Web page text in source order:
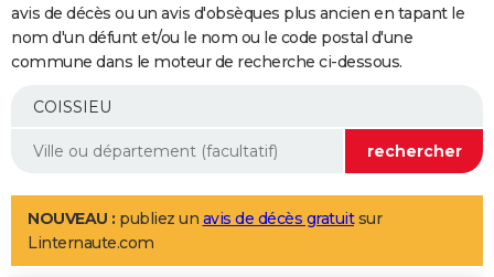
Retraite
Epargne
Immobilier
Risques naturels par ville
Banque
Assurance
AUTO
Essais
Réserver un essai
Citadines
Berlines
SUV
Forum auto
+
Mobiles
Meilleur smartphone
Internet
Ordinateurs
Jeux vidéo
Guide high-tech
Aménagement intérieur
LIFESTYLE
Art de vivre
Bien-être
Loisirs
Mode
Modes de vie
avis de décès ou un avis d'obsèques plus ancien en tapant le
nom d'un défunt et/ou le nom ou le code postal d'une
commune dans le moteur de recherche ci-dessous.
NOUVEAU : publiez un avis de décès gratuitsur
Linternaute.com